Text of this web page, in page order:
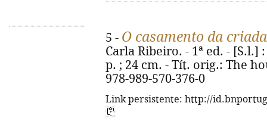
5 - O casamento da criada
Carla Ribeiro. - 1ª ed. - [S.l.]
p. ; 24 cm. - Tít. orig.: The
978-989-570-376-0
Link persistente: http://